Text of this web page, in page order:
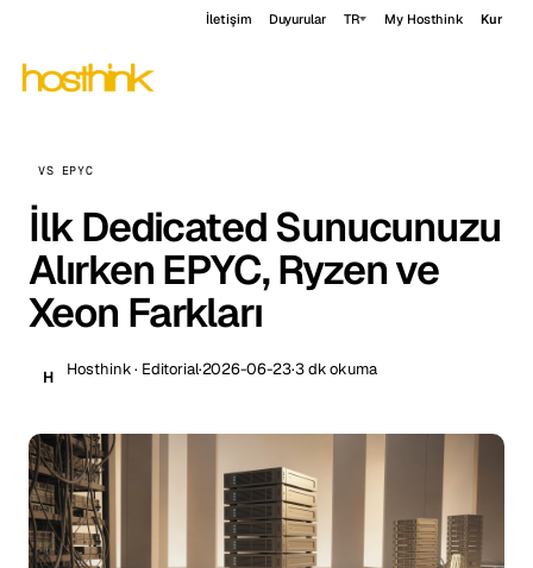
İletişim Duyurular TR My Hosthink Kur
VS EPYC
İlk Dedicated Sunucunuzu
Alırken EPYC, Ryzen ve
Xeon Farkları
H Hosthink · Editorial·2026-06-23·3 dk okuma